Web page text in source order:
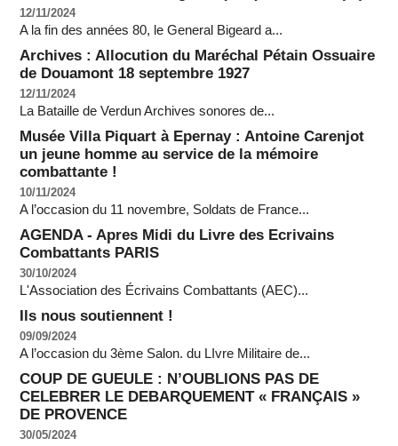
12/11/2024
A la fin des années 80, le General Bigeard a...
Archives : Allocution du Maréchal Pétain Ossuaire
de Douamont 18 septembre 1927
12/11/2024
La Bataille de Verdun Archives sonores de...
Musée Villa Piquart à Epernay : Antoine Carenjot
un jeune homme au service de la mémoire
combattante !
10/11/2024
A l’occasion du 11 novembre, Soldats de France...
AGENDA - Apres Midi du Livre des Ecrivains
Combattants PARIS
30/10/2024
L'Association des Écrivains Combattants (AEC)...
Ils nous soutiennent !
09/09/2024
A l’occasion du 3ème Salon. du LIvre Militaire de...
COUP DE GUEULE : N’OUBLIONS PAS DE
CELEBRER LE DEBARQUEMENT « FRANÇAIS »
DE PROVENCE
30/05/2024